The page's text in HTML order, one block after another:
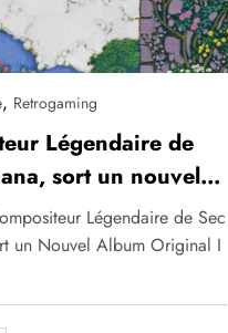
, Retrogaming
Légendaire de
sort un nouvel
Légendaire de Sec
un Nouvel Album Original I